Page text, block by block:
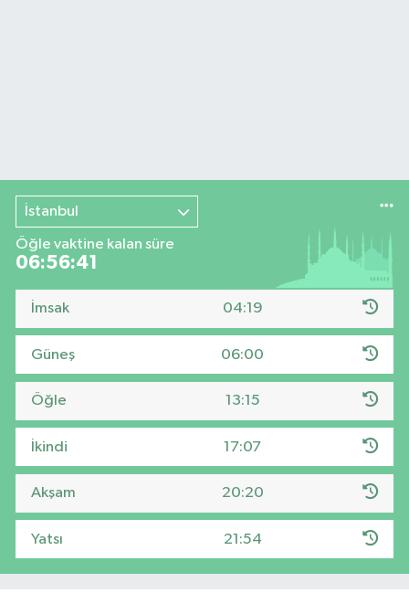
İstanbul
Öğle vaktine kalan süre
06:56:40
İmsak 04:19
Güneş 06:00
Öğle 13:15
İkindi 17:07
Akşam 20:20
Yatsı 21:54